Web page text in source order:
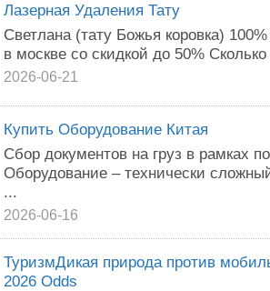
Лазерная Удаления Тату
Светлана (тату Божья коровка)
в москве со скидкой до 50%
2026-06-21
Купить Оборудование Китая
Сбор документов на груз в рамках
Оборудование – технически
...
2026-06-16
ТуризмДикая природа против
2026 Odds